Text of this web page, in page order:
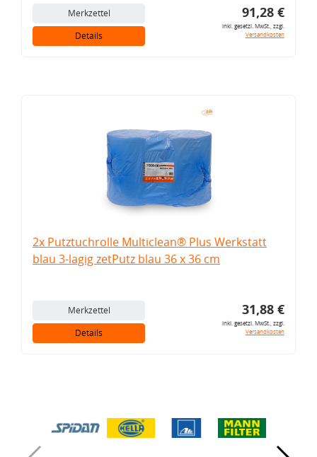
Merkzettel
Details
91,28 €
inkl. gesetzl. MwSt., zzgl.
Versandkosten
2x Putztuchrolle Multiclean® Plus Werkstatt
blau 3-lagig zetPutz blau 36 x 36 cm
Merkzettel
Details
31,88 €
inkl. gesetzl. MwSt., zzgl.
Versandkosten